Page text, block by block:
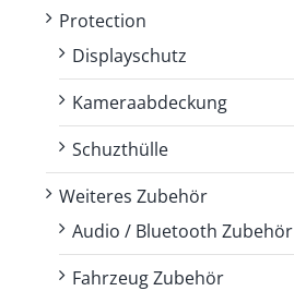
Protection
Displayschutz
Kameraabdeckung
Schuzthülle
Weiteres Zubehör
Audio / Bluetooth Zubehör
Fahrzeug Zubehör